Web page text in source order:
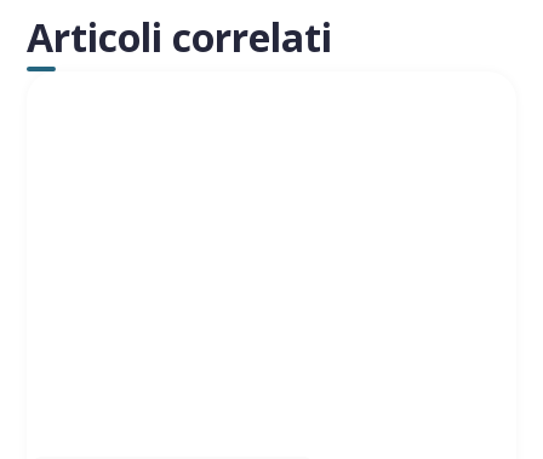
Articoli correlati